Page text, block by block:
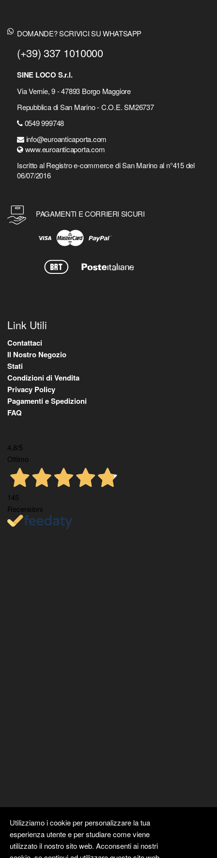
DOMANDE? SCRIVICI SU WHATSAPP
(+39) 337 1010000
SINE LOCO S.r.l.
Via Vernie, 9 - 47893 Borgo Maggiore
Repubblica di San Marino - C.O.E. SM26737
0549 999748
info@euroanticaporta.com
www.euroanticaporta.com
Iscritto al Registro e-commerce di San Marino al n°415 del
06/07/2016
PAGAMENTI E CORRIERI SICURI
Link Utili
Contattaci
Il Nostro Negozio
Stati
Condizioni di Vendita
Privacy Policy
Pagamenti e Spedizioni
FAQ
4,8/5
Ottimo
145
Recensioni
Utilizziamo i cookie per personalizzare la tua
esperienza utente e per studiare come viene
utilizzato il nostro sito web. Acconsenti ai nostri